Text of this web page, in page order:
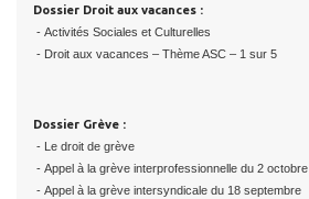
Dossier Droit aux vacances :
- Activités Sociales et Culturelles
- Droit aux vacances – Thème ASC – 1 sur 5
Dossier Grève :
- Le droit de grève
- Appel à la grève interprofessionnelle du 2 octobre
- Appel à la grève intersyndicale du 18 septembre